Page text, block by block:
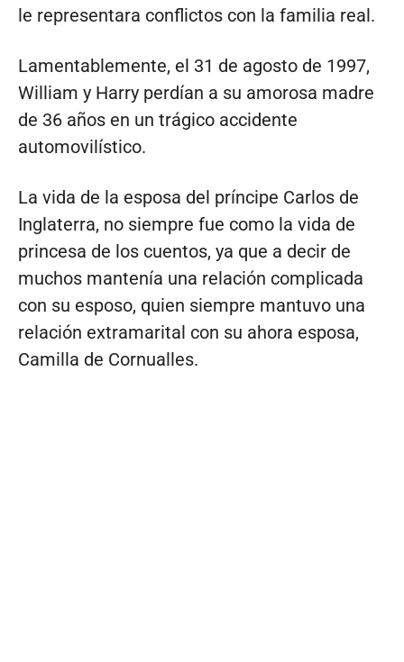
le representara conflictos con la familia real.
Lamentablemente, el 31 de agosto de 1997,
William y Harry perdían a su amorosa madre
de 36 años en un trágico accidente
automovilístico.
La vida de la esposa del príncipe Carlos de
Inglaterra, no siempre fue como la vida de
princesa de los cuentos, ya que a decir de
muchos mantenía una relación complicada
con su esposo, quien siempre mantuvo una
relación extramarital con su ahora esposa,
Camilla de Cornualles.